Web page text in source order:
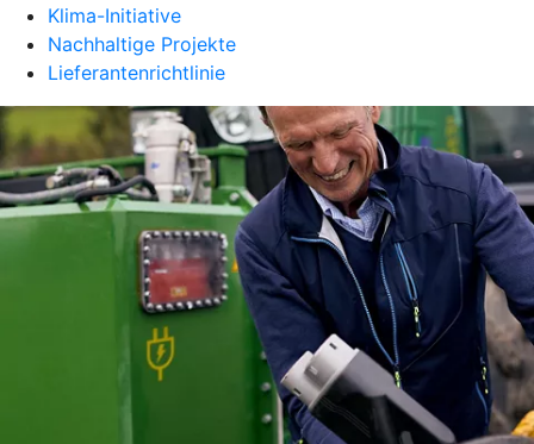
Klima-Initiative
Nachhaltige Projekte
Lieferantenrichtlinie